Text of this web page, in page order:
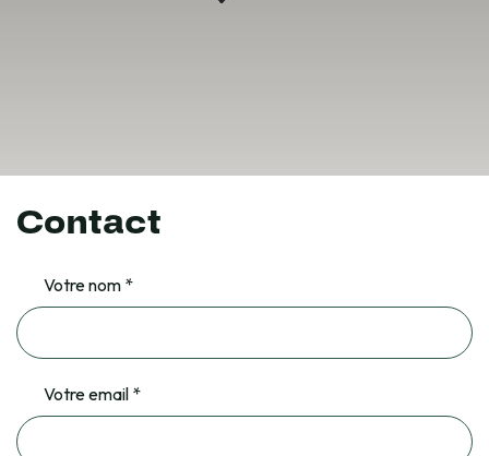
Contact
Votre nom *
Votre email *